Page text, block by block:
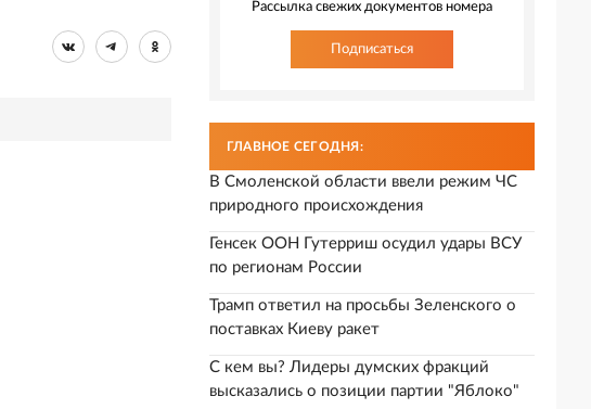
Рассылка свежих документов номера
Подписаться
ГЛАВНОЕ СЕГОДНЯ:
В Смоленской области ввели режим ЧС
природного происхождения
Генсек ООН Гутерриш осудил удары ВСУ
по регионам России
Трамп ответил на просьбы Зеленского о
поставках Киеву ракет
С кем вы? Лидеры думских фракций
высказались о позиции партии "Яблоко"